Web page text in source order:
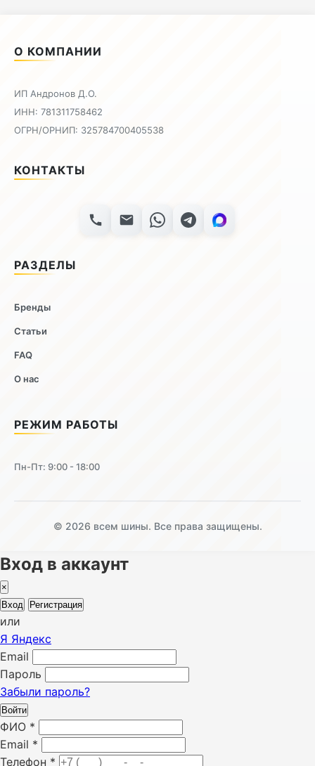
О КОМПАНИИ
ИП Андронов Д.О.
ИНН: 781311758462
ОГРН/ОРНИП: 325784700405538
КОНТАКТЫ
РАЗДЕЛЫ
Бренды
Статьи
FAQ
О нас
РЕЖИМ РАБОТЫ
Пн-Пт: 9:00 - 18:00
© 2026 всем шины. Все права защищены.
Вход в аккаунт
×
Вход
Регистрация
или
Я Яндекс
Email
Пароль
Забыли пароль?
Войти
ФИО *
Email *
Телефон *